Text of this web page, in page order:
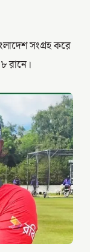
সংগ্রহ করে
রানে।